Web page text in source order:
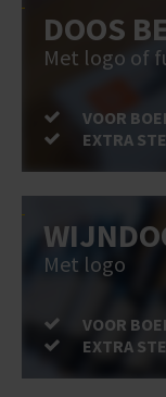
DOOS
Met logo of
VOOR
EXTRA
Met logo
VOOR
EXTRA